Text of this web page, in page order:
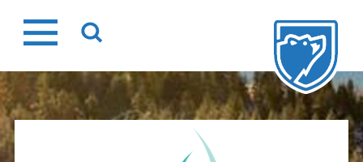
Ir
al